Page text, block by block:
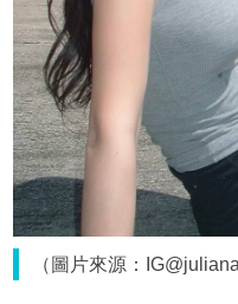
（圖片來源：